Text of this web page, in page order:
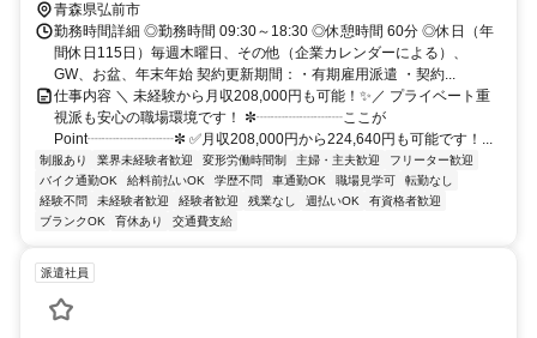
青森県弘前市
勤務時間詳細 ◎勤務時間 09:30～18:30 ◎休憩時間 60分 ◎休日（年
間休日115日）毎週木曜日、その他（企業カレンダーによる）、
GW、お盆、年末年始 契約更新期間：・有期雇用派遣 ・契約...
仕事内容 ＼ 未経験から月収208,000円も可能！✨／ プライベート重
視派も安心の職場環境です！ ✼┈┈┈┈┈┈ここが
Point┈┈┈┈┈┈✼ ✅月収208,000円から224,640円も可能です！...
制服あり 業界未経験者歓迎 変形労働時間制 主婦・主夫歓迎
フリーター歓迎
バイク通勤OK
給料前払いOK 学歴不問 車通勤OK 職場見学可
転勤なし
経験不問
未経験者歓迎 経験者歓迎 残業なし 週払いOK
有資格者歓迎
ブランクOK
育休あり 交通費支給
派遣社員